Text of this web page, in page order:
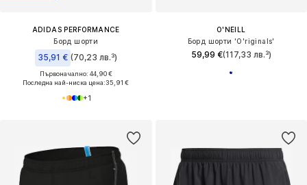
ADIDAS PERFORMANCE
Борд шорти
35,91 € (70,23 лв.³)
Първоначално: 44,90 €
Последна най-ниска цена:35,91 €
+1
O'NEILL
Борд шорти 'O'riginals'
59,99 €(117,33 лв.³)